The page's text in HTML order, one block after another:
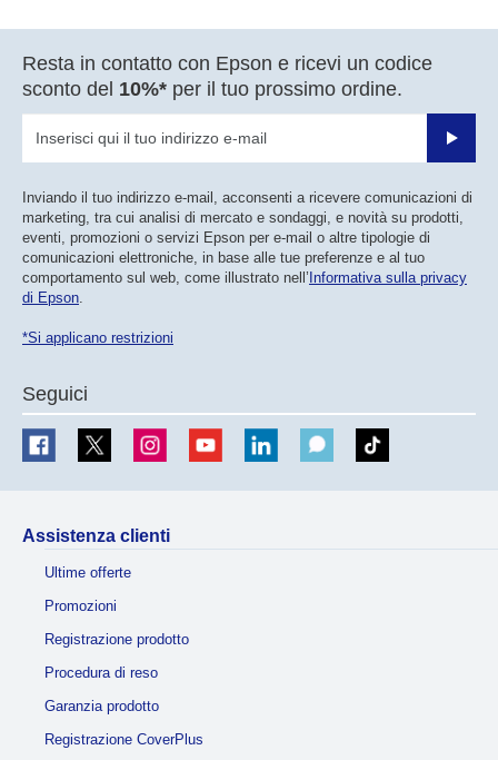
Resta in contatto con Epson e ricevi un codice
sconto del 10%* per il tuo prossimo ordine.
Invia
Inviando il tuo indirizzo e-mail, acconsenti a ricevere comunicazioni di
marketing, tra cui analisi di mercato e sondaggi, e novità su prodotti,
eventi, promozioni o servizi Epson per e-mail o altre tipologie di
comunicazioni elettroniche, in base alle tue preferenze e al tuo
comportamento sul web, come illustrato nell’ Informativa sulla privacy
di Epson.
*Si applicano restrizioni
Seguici
Assistenza clienti
Ultime offerte
Promozioni
Registrazione prodotto
Procedura di reso
Garanzia prodotto
Registrazione CoverPlus